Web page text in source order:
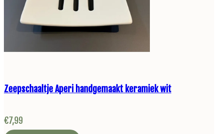
Zeepschaaltje Aperi handgemaakt keramiek wit
€7,99